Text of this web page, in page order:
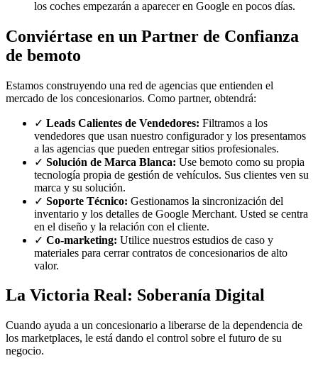
los coches empezarán a aparecer en Google en pocos días.
Conviértase en un Partner de Confianza
de bemoto
Estamos construyendo una red de agencias que entienden el
mercado de los concesionarios. Como partner, obtendrá:
✓ Leads Calientes de Vendedores: Filtramos a los
vendedores que usan nuestro configurador y los presentamos
a las agencias que pueden entregar sitios profesionales.
✓ Solución de Marca Blanca: Use bemoto como su propia
tecnología propia de gestión de vehículos. Sus clientes ven su
marca y su solución.
✓ Soporte Técnico: Gestionamos la sincronización del
inventario y los detalles de Google Merchant. Usted se centra
en el diseño y la relación con el cliente.
✓ Co-marketing: Utilice nuestros estudios de caso y
materiales para cerrar contratos de concesionarios de alto
valor.
La Victoria Real: Soberanía Digital
Cuando ayuda a un concesionario a liberarse de la dependencia de
los marketplaces, le está dando el control sobre el futuro de su
negocio.